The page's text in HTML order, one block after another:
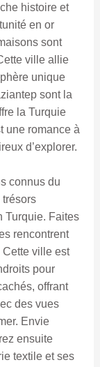
histoire et
en or
sont
ville allie
unique
sont la
la Turquie
une romance à
d’explorer.
connus du
Turquie. Faites
rencontrent
ville est
pour
offrant
des vues
Envie
ensuite
textile et ses